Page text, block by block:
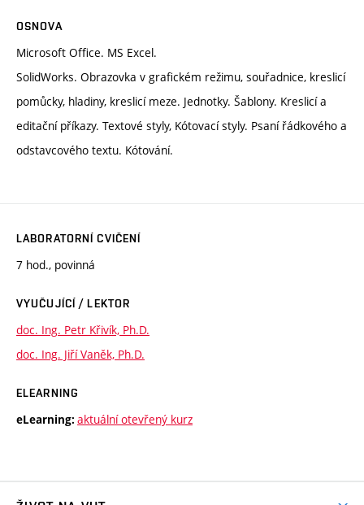
OSNOVA
Microsoft Office. MS Excel.
SolidWorks. Obrazovka v grafickém režimu, souřadnice, kreslicí
pomůcky, hladiny, kreslicí meze. Jednotky. Šablony. Kreslicí a
editační příkazy. Textové styly, Kótovací styly. Psaní řádkového a
odstavcového textu. Kótování.
LABORATORNÍ CVIČENÍ
7 hod., povinná
VYUČUJÍCÍ / LEKTOR
doc. Ing. Petr Křivík, Ph.D.
doc. Ing. Jiří Vaněk, Ph.D.
ELEARNING
eLearning: aktuální otevřený kurz